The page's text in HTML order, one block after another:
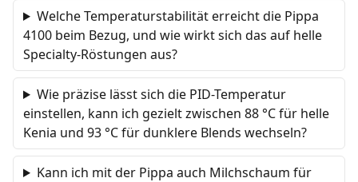
Welche Temperaturstabilität erreicht die Pippa
4100 beim Bezug, und wie wirkt sich das auf helle
Specialty-Röstungen aus?
Wie präzise lässt sich die PID-Temperatur
einstellen, kann ich gezielt zwischen 88 °C für helle
Kenia und 93 °C für dunklere Blends wechseln?
Kann ich mit der Pippa auch Milchschaum für